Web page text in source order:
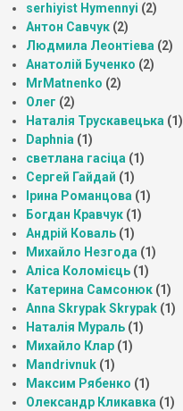
serhiyist Hymennyi (2)
Антон Савчук (2)
Людмила Леонтіева (2)
Анатолій Бученко (2)
MrMatnenko (2)
Олег (2)
Наталія Трускавецька (1)
Daphnia (1)
светлана гасіца (1)
Сергей Гайдай (1)
Ірина Романцова (1)
Богдан Кравчук (1)
Андрій Коваль (1)
Михайло Незгода (1)
Аліса Коломієць (1)
Катерина Самсонюк (1)
Anna Skrypak Skrypak (1)
Наталія Мураль (1)
Михайло Клар (1)
Mandrivnuk (1)
Максим Рябенко (1)
Олександр Кликавка (1)